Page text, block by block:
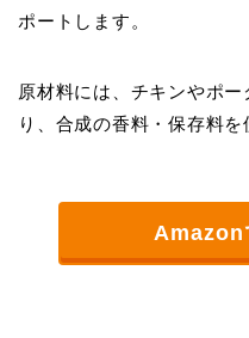
ポートします。
原材料には、チキンやポ
り、合成の香料・保存料を
Amazon